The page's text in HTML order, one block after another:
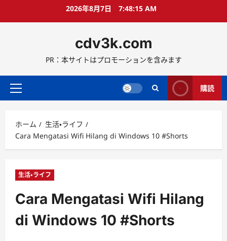
ス
ッ
2026年8月7日 7:48:16 AM
cdv3k.com
PR：本サイトはプロモーションを含みます
メ
メ
ニ
ュ
購読
ホーム
生活・ライフ
Cara Mengatasi Wifi Hilang di Windows 10 #Shorts
生活・ライフ
Cara Mengatasi Wifi Hilang
di Windows 10 #Shorts